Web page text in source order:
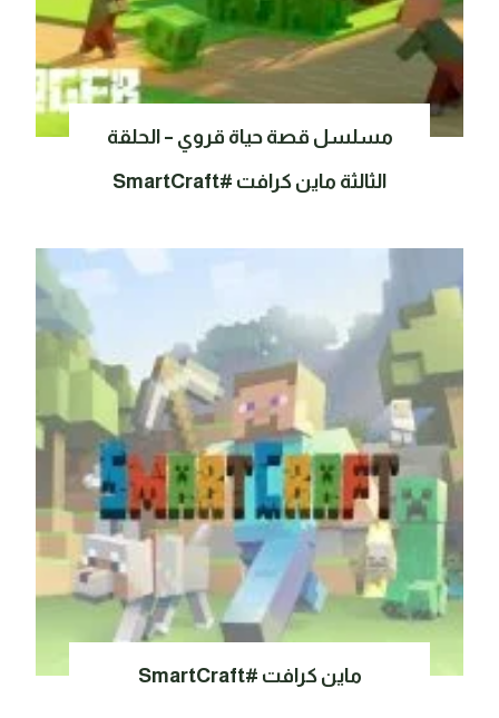
مسلسل قصة حياة قروي – الحلقة
الثالثة ماين كرافت #SmartCraft
ماين كرافت #SmartCraft